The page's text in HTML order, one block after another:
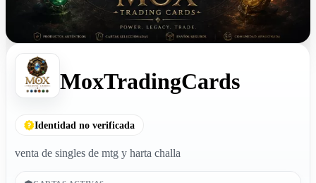
MoxTradingCards
Identidad no verificada
venta de singles de mtg y harta challa